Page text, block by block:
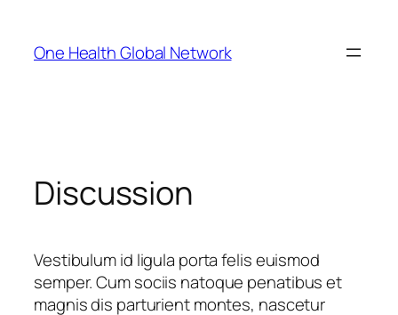
content
One Health Global Network
Discussion
Vestibulum id ligula porta felis euismod
semper. Cum sociis natoque penatibus et
magnis dis parturient montes, nascetur